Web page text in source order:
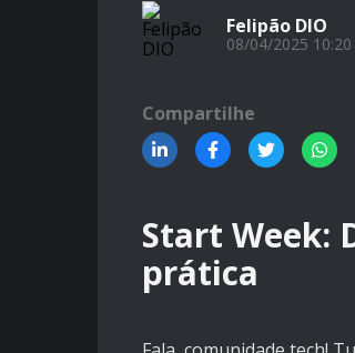
Felipão DIO
08/04/2025 10:20
Compartilhe
Start Week:
prática